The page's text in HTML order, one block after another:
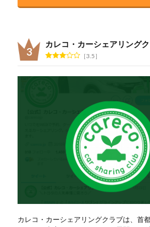
カレコ・カーシェアリング
3.5
カレコ・カーシェアリングクラブは、首